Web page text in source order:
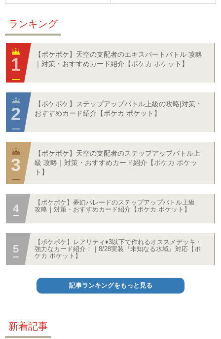
ランキング
【ポケポケ】天空の支配者のエキスパートバトル 攻略
｜対策・おすすめカード紹介【ポケカ ポケット】
【ポケポケ】ステップアップバトル上級の攻略|対策・
おすすめカード紹介【ポケカ ポケット】
【ポケポケ】天空の支配者のステップアップバトル上
級 攻略｜対策・おすすめカード紹介【ポケカ ポケッ
ト】
【ポケポケ】夢幻パレードのステップアップバトル上級
攻略｜対策・おすすめカード紹介【ポケカ ポケット】
【ポケポケ】レアリティ♦3以下で作れるオススメデッキ・
強力なカード紹介！｜8/28実装『未知なる水域』対応【ポ
ケカ ポケット】
記事ランキングをもっと見る
新着記事